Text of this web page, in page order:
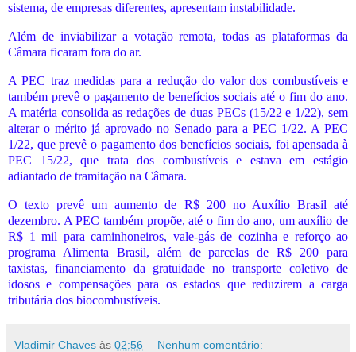
sistema, de empresas diferentes, apresentam instabilidade.
Além de inviabilizar a votação remota, todas as plataformas da
Câmara ficaram fora do ar.
A PEC traz medidas para a redução do valor dos combustíveis e
também prevê o pagamento de benefícios sociais até o fim do ano.
A matéria consolida as redações de duas PECs (15/22 e 1/22), sem
alterar o mérito já aprovado no Senado para a PEC 1/22. A PEC
1/22, que prevê o pagamento dos benefícios sociais, foi apensada à
PEC 15/22, que trata dos combustíveis e estava em estágio
adiantado de tramitação na Câmara.
O texto prevê um aumento de R$ 200 no Auxílio Brasil até
dezembro. A PEC também propõe, até o fim do ano, um auxílio de
R$ 1 mil para caminhoneiros, vale-gás de cozinha e reforço ao
programa Alimenta Brasil, além de parcelas de R$ 200 para
taxistas, financiamento da gratuidade no transporte coletivo de
idosos e compensações para os estados que reduzirem a carga
tributária dos biocombustíveis.
Vladimir Chaves às 02:56 Nenhum comentário: